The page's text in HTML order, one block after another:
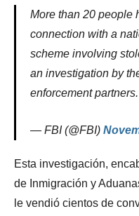
More than 20 people
connection with a
scheme involving
an investigation by
enforcement partners.
— FBI (@FBI)
Esta investigación,
de Inmigración y
le vendió cientos de